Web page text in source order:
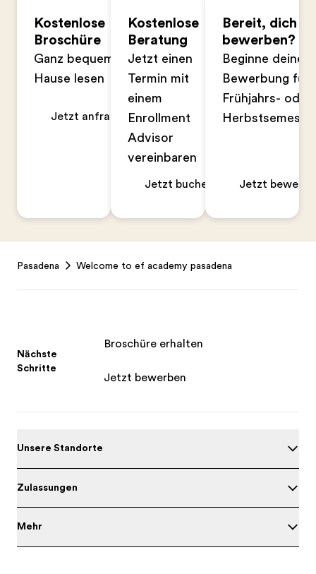
Kostenlose
Broschüre
Ganz bequem zu
Hause lesen
Jetzt anfragen
Kostenlose
Beratung
Jetzt einen
Termin mit
einem
Enrollment
Advisor
vereinbaren
Jetzt buchen
Bereit, dich zu
bewerben?
Beginne deine
Bewerbung für
Frühjahrs- oder
Jetzt
Pasadena Welcome to ef academy pasadena
Nächste
Schritte
Broschüre erhalten
Jetzt bewerben
Unsere Standorte
Zulassungen
Mehr